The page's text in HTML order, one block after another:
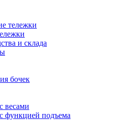
тележки
и склада
бочек
весами
функцией подъема